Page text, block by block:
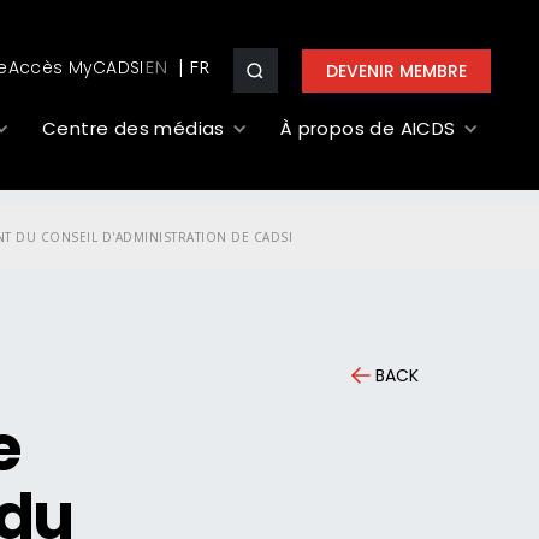
Accès MyCADSI EN DEVENIR MEMBRE
Centre des médias À propos de AICDS
DU CONSEIL D'ADMINISTRATION DE CADSI
BACK